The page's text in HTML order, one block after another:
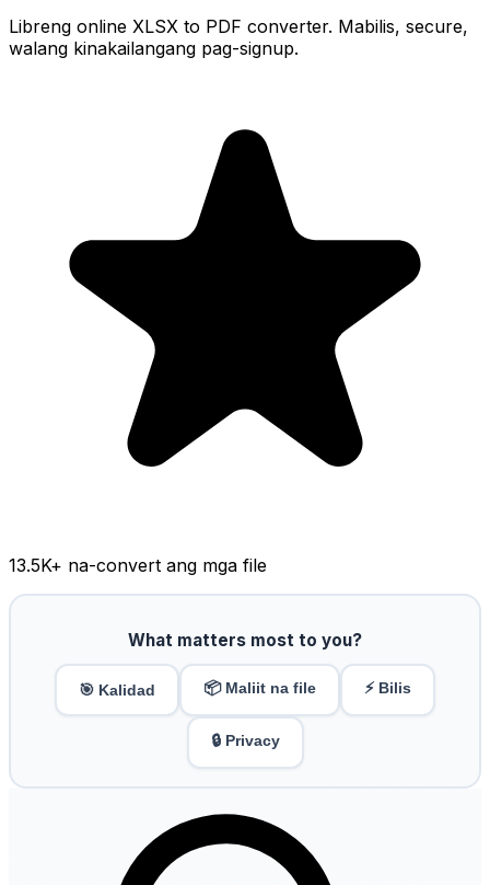
Libreng online XLSX to PDF converter. Mabilis, secure,
walang kinakailangang pag-signup.
13.5K+ na-convert ang mga file
What matters most to you?
🎯 Kalidad 📦 Maliit na file ⚡ Bilis
🔒 Privacy